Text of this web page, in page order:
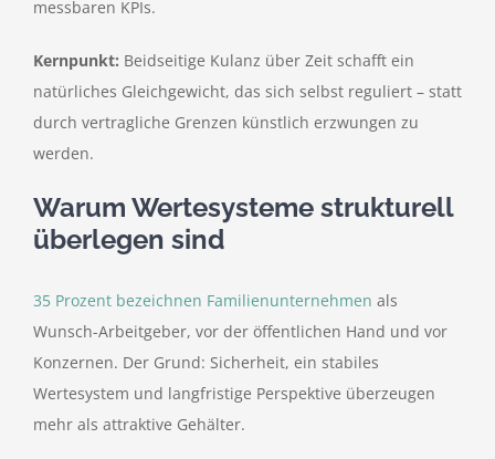
messbaren KPIs.
Kernpunkt: Beidseitige Kulanz über Zeit schafft ein
natürliches Gleichgewicht, das sich selbst reguliert – statt
durch vertragliche Grenzen künstlich erzwungen zu
werden.
Warum Wertesysteme strukturell
überlegen sind
35 Prozent bezeichnen Familienunternehmen als
Wunsch-Arbeitgeber, vor der öffentlichen Hand und vor
Konzernen. Der Grund: Sicherheit, ein stabiles
Wertesystem und langfristige Perspektive überzeugen
mehr als attraktive Gehälter.